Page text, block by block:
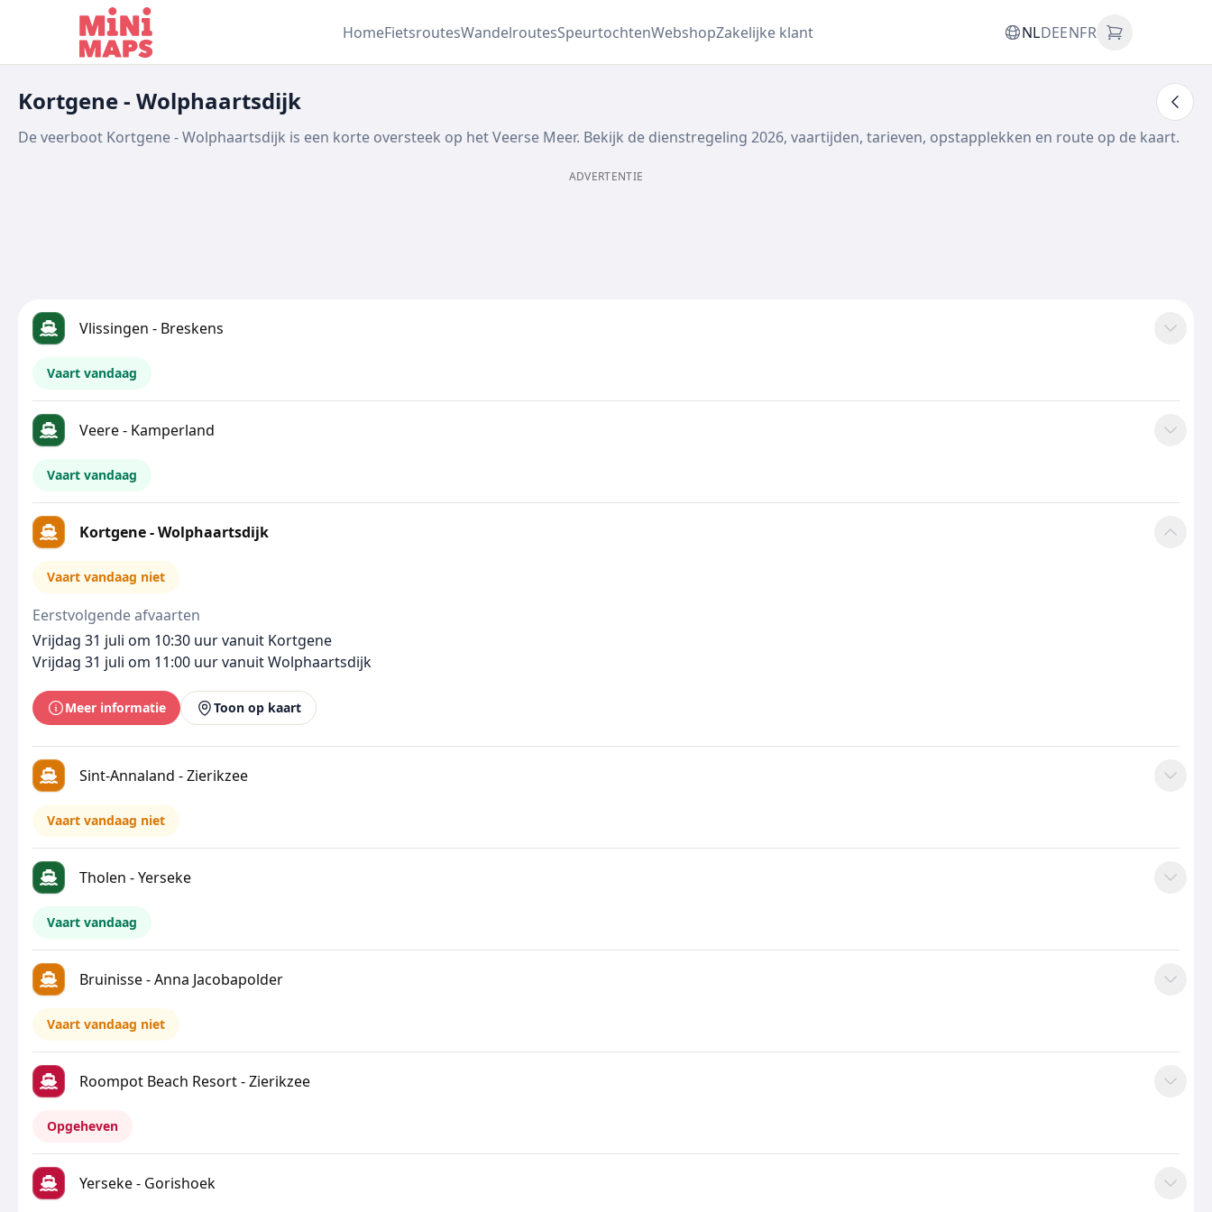
Ga naar inhoud
HomeFietsroutesWandelroutesSpeurtochtenWebshopZakelijke klant NLDEENFR
Kortgene - Wolphaartsdijk
De veerboot Kortgene - Wolphaartsdijk is een korte oversteek op het Veerse Meer. Bekijk de dienstregeling 2026, vaartijden, tarieven, opstapplekken en route op de kaart.
ADVERTENTIE
Vlissingen - Breskens
Vaart vandaag
Veere - Kamperland
Vaart vandaag
Kortgene - Wolphaartsdijk
Vaart vandaag niet
Eerstvolgende afvaarten
Vrijdag 31 juli om 10:30 uur vanuit Kortgene
Vrijdag 31 juli om 11:00 uur vanuit Wolphaartsdijk
Meer informatie Toon op kaart
Sint-Annaland - Zierikzee
Vaart vandaag niet
Tholen - Yerseke
Vaart vandaag
Bruinisse - Anna Jacobapolder
Vaart vandaag niet
Roompot Beach Resort - Zierikzee
Opgeheven
Yerseke - Gorishoek